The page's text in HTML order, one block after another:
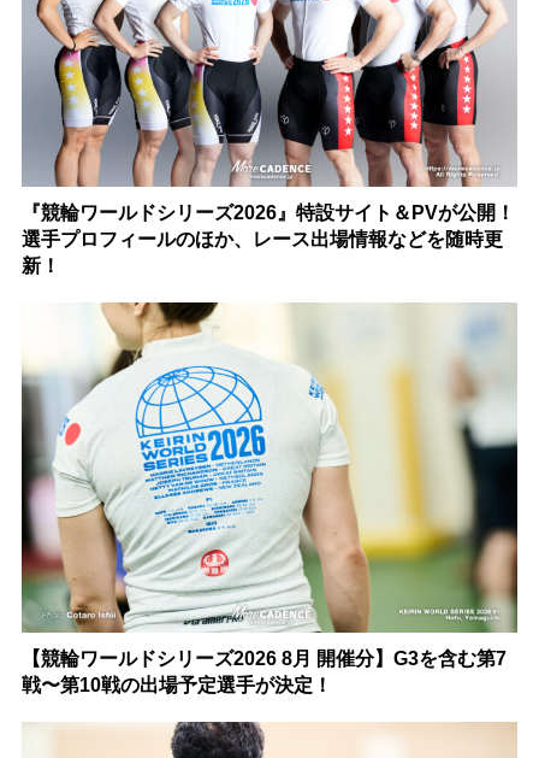
『競輪ワールドシリーズ2026』特設サイト＆PVが公開！
選手プロフィールのほか、レース出場情報などを随時更
新！
【競輪ワールドシリーズ2026 8月 開催分】G3を含む第7
戦〜第10戦の出場予定選手が決定！